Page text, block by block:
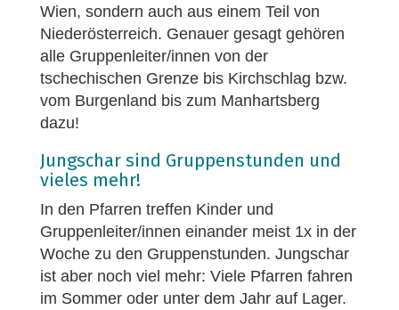
Wien, sondern auch aus einem Teil von
Niederösterreich. Genauer gesagt gehören
alle Gruppenleiter/innen von der
tschechischen Grenze bis Kirchschlag bzw.
vom Burgenland bis zum Manhartsberg
dazu!
Jungschar sind Gruppenstunden und
vieles mehr!
In den Pfarren treffen Kinder und
Gruppenleiter/innen einander meist 1x in der
Woche zu den Gruppenstunden. Jungschar
ist aber noch viel mehr: Viele Pfarren fahren
im Sommer oder unter dem Jahr auf Lager.